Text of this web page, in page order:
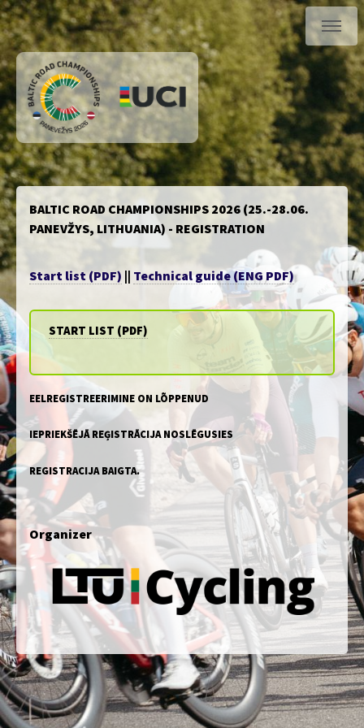
BALTIC ROAD CHAMPIONSHIPS 2026 (25.-28.06.
PANEVŽYS, LITHUANIA) - REGISTRATION
Start list (PDF) || Technical guide (ENG PDF)
START LIST (PDF)
EELREGISTREERIMINE ON LÕPPENUD
IEPRIEKŠĒJĀ REĢISTRĀCIJA NOSLĒGUSIES
REGISTRACIJA BAIGTA.
Organizer